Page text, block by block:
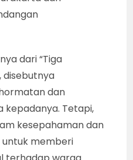
dialog soal
hari
pentas, Minggu
kualitas
sedang berlaku
konsep seni
dari